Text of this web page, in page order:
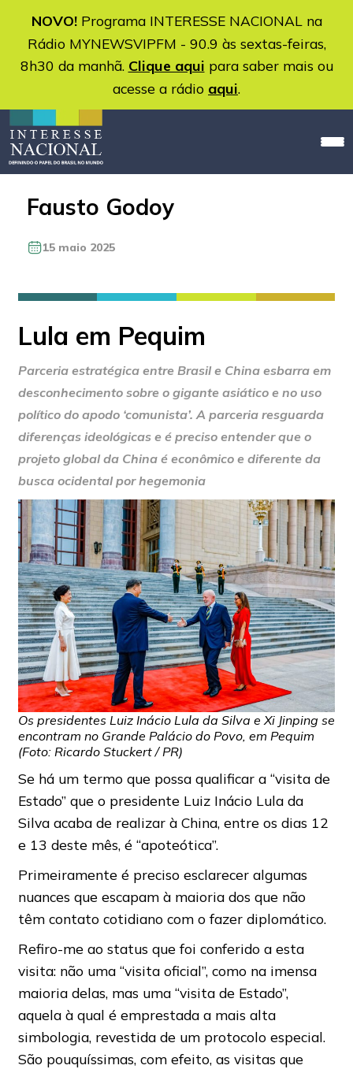
NOVO!Programa INTERESSE NACIONAL na
Rádio MYNEWSVIPFM - 90.9 às sextas-feiras,
8h30 da manhã. Clique aqui para saber mais ou
acesse a rádio aqui.
Fausto Godoy
15 maio 2025
Lula em Pequim
Parceria estratégica entre Brasil e China esbarra em
desconhecimento sobre o gigante asiático e no uso
político do apodo ‘comunista’. A parceria resguarda
diferenças ideológicas e é preciso entender que o
projeto global da China é econômico e diferente da
busca ocidental por hegemonia
Os presidentes Luiz Inácio Lula da Silva e Xi Jinping se
encontram no Grande Palácio do Povo, em Pequim
(Foto: Ricardo Stuckert / PR)
Se há um termo que possa qualificar a “visita de
Estado” que o presidente Luiz Inácio Lula da
Silva acaba de realizar à China, entre os dias 12
e 13 deste mês, é “apoteótica”.
Primeiramente é preciso esclarecer algumas
nuances que escapam à maioria dos que não
têm contato cotidiano com o fazer diplomático.
Refiro-me ao status que foi conferido a esta
visita: não uma “visita oficial”, como na imensa
maioria delas, mas uma “visita de Estado”,
aquela à qual é emprestada a mais alta
simbologia, revestida de um protocolo especial.
São pouquíssimas, com efeito, as visitas que